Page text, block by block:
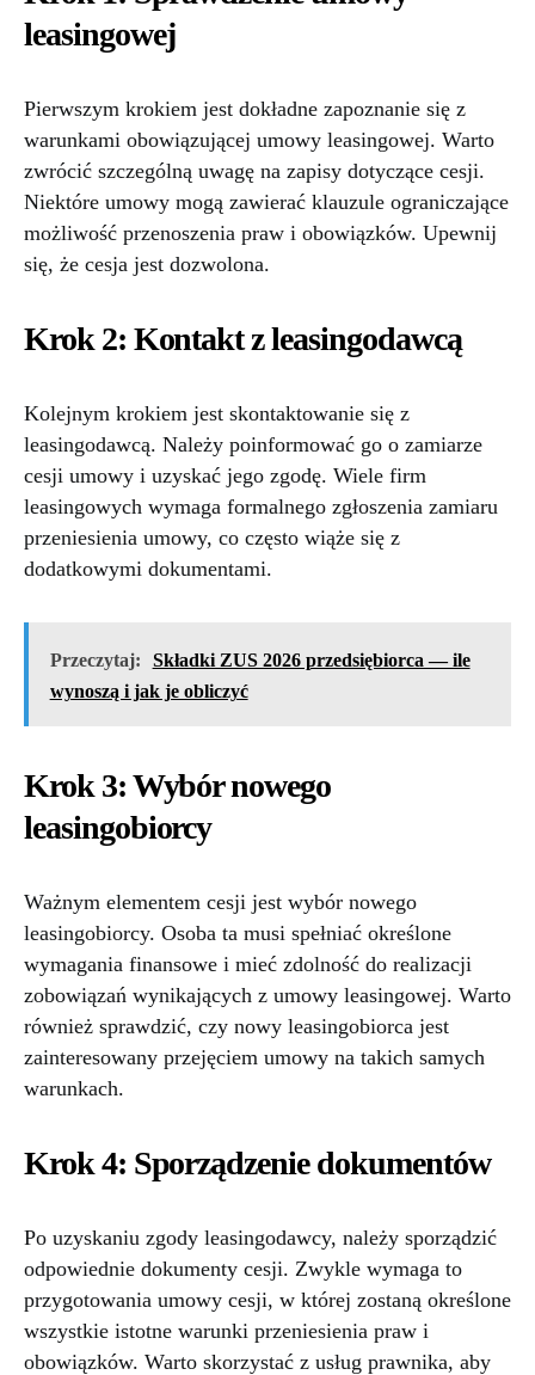
leasingowej
Pierwszym krokiem jest dokładne zapoznanie się z
warunkami obowiązującej umowy leasingowej. Warto
zwrócić szczególną uwagę na zapisy dotyczące cesji.
Niektóre umowy mogą zawierać klauzule ograniczające
możliwość przenoszenia praw i obowiązków. Upewnij
się, że cesja jest dozwolona.
Krok 2: Kontakt z leasingodawcą
Kolejnym krokiem jest skontaktowanie się z
leasingodawcą. Należy poinformować go o zamiarze
cesji umowy i uzyskać jego zgodę. Wiele firm
leasingowych wymaga formalnego zgłoszenia zamiaru
przeniesienia umowy, co często wiąże się z
dodatkowymi dokumentami.
Przeczytaj:
Składki ZUS 2026 przedsiębiorca — ile
wynoszą i jak je obliczyć
Krok 3: Wybór nowego
leasingobiorcy
Ważnym elementem cesji jest wybór nowego
leasingobiorcy. Osoba ta musi spełniać określone
wymagania finansowe i mieć zdolność do realizacji
zobowiązań wynikających z umowy leasingowej. Warto
również sprawdzić, czy nowy leasingobiorca jest
zainteresowany przejęciem umowy na takich samych
warunkach.
Krok 4: Sporządzenie dokumentów
Po uzyskaniu zgody leasingodawcy, należy sporządzić
odpowiednie dokumenty cesji. Zwykle wymaga to
przygotowania umowy cesji, w której zostaną określone
wszystkie istotne warunki przeniesienia praw i
obowiązków. Warto skorzystać z usług prawnika, aby